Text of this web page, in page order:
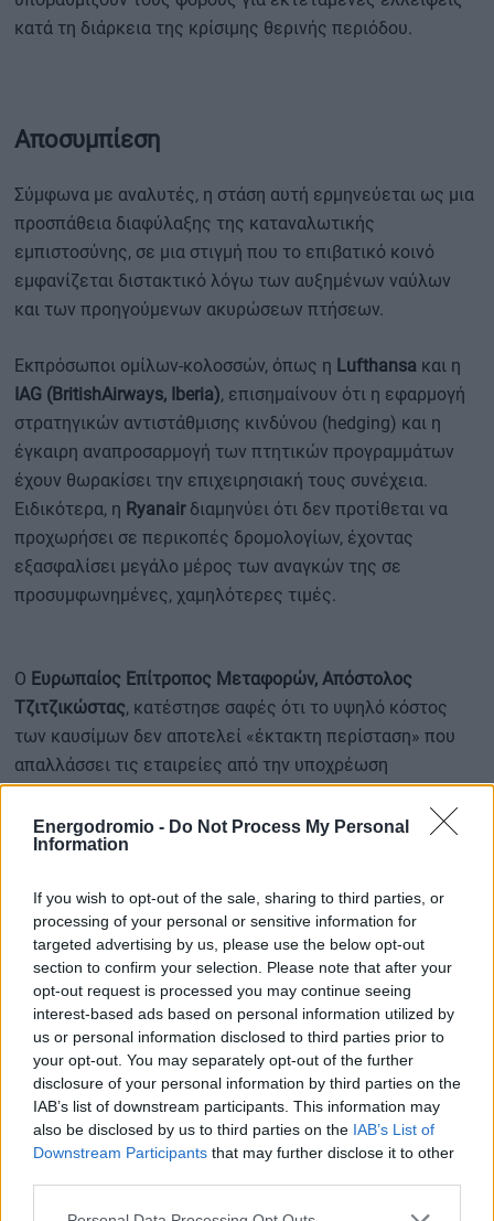
Energodromio - Do Not Process My Personal
Information
If you wish to opt-out of the sale, sharing to third parties, or
processing of your personal or sensitive information for
targeted advertising by us, please use the below opt-out
section to confirm your selection. Please note that after your
opt-out request is processed you may continue seeing
interest-based ads based on personal information utilized by
us or personal information disclosed to third parties prior to
your opt-out. You may separately opt-out of the further
disclosure of your personal information by third parties on the
IAB’s list of downstream participants. This information may
also be disclosed by us to third parties on the IAB’s List of
Downstream Participants that may further disclose it to other
κατά τη διάρκεια της κρίσιμης θερινής περιόδου.
Αποσυμπίεση
Σύμφωνα με αναλυτές, η στάση αυτή ερμηνεύεται ως μια
προσπάθεια διαφύλαξης της καταναλωτικής
εμπιστοσύνης, σε μια στιγμή που το επιβατικό κοινό
εμφανίζεται διστακτικό λόγω των αυξημένων ναύλων
και των προηγούμενων ακυρώσεων πτήσεων.
Εκπρόσωποι ομίλων-κολοσσών, όπως η Lufthansa και η
IAG (BritishAirways, Iberia), επισημαίνουν ότι η εφαρμογή
στρατηγικών αντιστάθμισης κινδύνου (hedging) και η
έγκαιρη αναπροσαρμογή των πτητικών προγραμμάτων
έχουν θωρακίσει την επιχειρησιακή τους συνέχεια.
Ειδικότερα, η Ryanairδιαμηνύει ότι δεν προτίθεται να
προχωρήσει σε περικοπές δρομολογίων, έχοντας
εξασφαλίσει μεγάλο μέρος των αναγκών της σε
προσυμφωνημένες, χαμηλότερες τιμές.
Ο Ευρωπαίος Επίτροπος Μεταφορών, Απόστολος
Τζιτζικώστας, κατέστησε σαφές ότι το υψηλό κόστος
των καυσίμων δεν αποτελεί «έκτακτη περίσταση» που
απαλλάσσει τις εταιρείες από την υποχρέωση
αποζημίωσης των επιβατών σε περίπτωση ακυρώσεων.
Η αυστηρή αυτή στάση της Ευρωπαϊκής Επιτροπής ασκεί
πρόσθετη πίεση στους αερομεταφορείς να
να διαταράξουν την εξυπηρέτηση του κοινού.
Το «στοίχημα» του Ιουνίου
Εάν η ροή δεν αποκατασταθεί εντός των προσεχών
εβδομάδων, τα αποθέματα ενδέχεται να διολισθήσουν σε
οριακά επίπεδα έως τον Ιούνιο, καθιστώντας τις φυσικές
ελλείψεις σε ορισμένους αερολιμένες αναπόφευκτες.
Το ερώτημα που παραμένει αναπάντητο είναι εάν η